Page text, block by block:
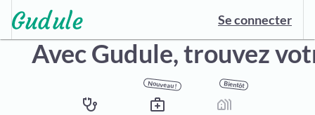
Se connecter
Avec Gudule,trouvez
stethoscope
Nouveau !
medical_services
Bientôt
holiday_village